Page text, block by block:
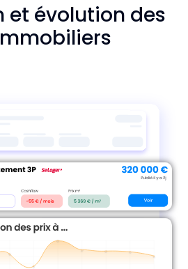
et évolution des